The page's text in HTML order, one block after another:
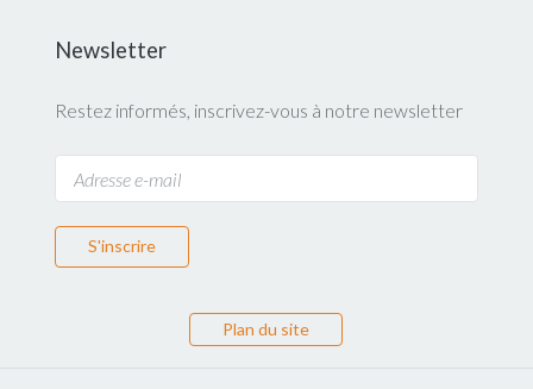
Newsletter
Restez informés, inscrivez-vous à notre newsletter
S'inscrire
Plan du site